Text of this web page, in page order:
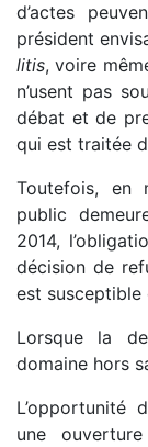
d’actes
président
litis, voire
n’usent pas
débat et de
qui est traitée
Toutefois, en
public
2014,
décision de
est susceptible
Lorsque la
domaine hors
L’opportunité
une